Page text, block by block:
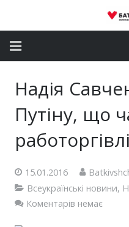
Партія
Громадські приймальні
Надія
Путіну, що
15.01.2016
Всеукраїнські новини,
Коментарів немає